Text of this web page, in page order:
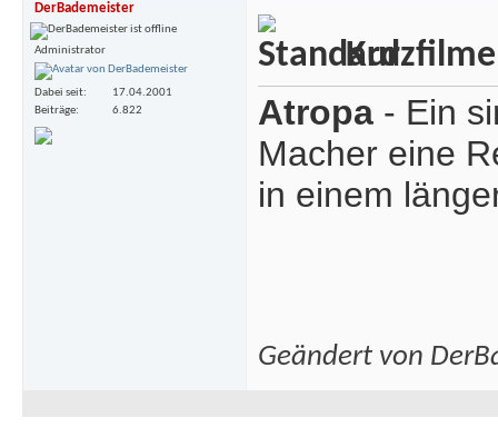
DerBademeister
Administrator
Dabei seit
17.04.2001
Beiträge
6.822
Kurzfilme
Atropa - Ein
Macher eine
in einem
Geändert von